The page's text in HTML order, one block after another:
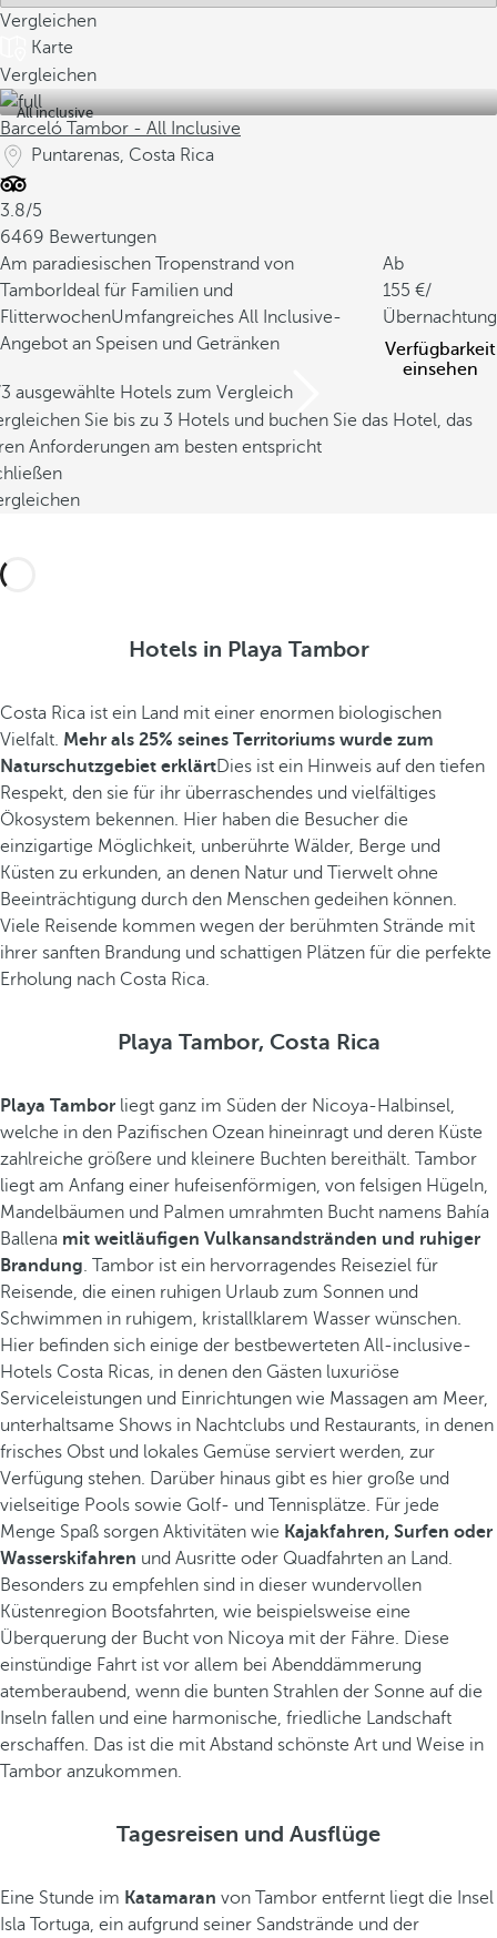
Vergleichen
Karte
Vergleichen
All inclusive
Barceló Tambor - All Inclusive
Puntarenas, Costa Rica
3.8/5
6469 Bewertungen
Am paradiesischen Tropenstrand von
Tambor Ideal für Familien und
FlitterwochenUmfangreiches All Inclusive-
Angebot an Speisen und Getränken
Ab
155
/
Übernachtung
Verfügbarkeit
einsehen
ausgewählte Hotels zum Vergleich
Sie bis zu 3 Hotels und buchen Sie das Hotel, das
Anforderungen am besten entspricht
Hotels in Playa Tambor
Costa Rica ist ein Land mit einer enormen biologischen
Vielfalt. Mehr als 25% seines Territoriums wurde zum
Naturschutzgebiet erklärtDies ist ein Hinweis auf den tiefen
Respekt, den sie für ihr überraschendes und vielfältiges
Ökosystem bekennen. Hier haben die Besucher die
einzigartige Möglichkeit, unberührte Wälder, Berge und
Küsten zu erkunden, an denen Natur und Tierwelt ohne
Beeinträchtigung durch den Menschen gedeihen können.
Viele Reisende kommen wegen der berühmten Strände mit
ihrer sanften Brandung und schattigen Plätzen für die perfekte
Erholung nach Costa Rica.
Playa Tambor, Costa Rica
Playa Tambor liegt ganz im Süden der Nicoya-Halbinsel,
welche in den Pazifischen Ozean hineinragt und deren Küste
zahlreiche größere und kleinere Buchten bereithält. Tambor
liegt am Anfang einer hufeisenförmigen, von felsigen Hügeln,
Mandelbäumen und Palmen umrahmten Bucht namens Bahía
Ballena mit weitläufigen Vulkansandstränden und ruhiger
Brandung. Tambor ist ein hervorragendes Reiseziel für
Reisende, die einen ruhigen Urlaub zum Sonnen und
Schwimmen in ruhigem, kristallklarem Wasser wünschen.
Hier befinden sich einige der bestbewerteten All-inclusive-
Hotels Costa Ricas, in denen den Gästen luxuriöse
Serviceleistungen und Einrichtungen wie Massagen am Meer,
unterhaltsame Shows in Nachtclubs und Restaurants, in denen
frisches Obst und lokales Gemüse serviert werden, zur
Verfügung stehen. Darüber hinaus gibt es hier große und
vielseitige Pools sowie Golf- und Tennisplätze. Für jede
Menge Spaß sorgen Aktivitäten wie Kajakfahren, Surfen oder
Wasserskifahren und Ausritte oder Quadfahrten an Land.
Besonders zu empfehlen sind in dieser wundervollen
Küstenregion Bootsfahrten, wie beispielsweise eine
Überquerung der Bucht von Nicoya mit der Fähre. Diese
einstündige Fahrt ist vor allem bei Abenddämmerung
atemberaubend, wenn die bunten Strahlen der Sonne auf die
Inseln fallen und eine harmonische, friedliche Landschaft
erschaffen. Das ist die mit Abstand schönste Art und Weise in
Tambor anzukommen.
Tagesreisen und Ausflüge
Eine Stunde im Katamaran von Tambor entfernt liegt die Insel
Isla Tortuga, ein aufgrund seiner Sandstrände und der